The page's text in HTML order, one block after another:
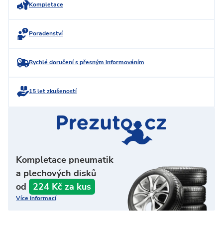
Kompletace
Poradenství
Rychlé doručení s přesným informováním
15 let zkušeností
Kompletace pneumatik
a plechových disků
od
224 Kč za kus
Více informací